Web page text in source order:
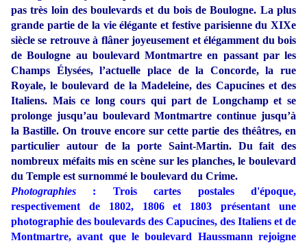
pas très loin des boulevards et du bois de Boulogne. La plus
grande partie de la vie élégante et festive parisienne du XIXe
siècle se retrouve à flâner joyeusement et élégamment du bois
de Boulogne au boulevard Montmartre en passant par les
Champs Élysées, l’actuelle place de la Concorde, la rue
Royale, le boulevard de la Madeleine, des Capucines et des
Italiens. Mais ce long cours qui part de Longchamp et se
prolonge jusqu’au boulevard Montmartre continue jusqu’à
la Bastille. On trouve encore sur cette partie des théâtres, en
particulier autour de la porte Saint-Martin. Du fait des
nombreux méfaits mis en scène sur les planches, le boulevard
du Temple est surnommé le boulevard du Crime.
Photographies : Trois cartes postales d'époque,
respectivement de 1802, 1806 et 1803 présentant une
photographie des boulevards des Capucines, des Italiens et de
Montmartre, avant que le boulevard Haussmann rejoigne